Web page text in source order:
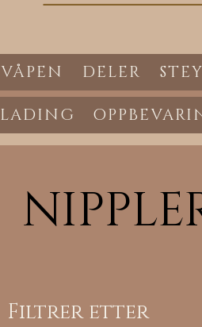
VÅPEN DELER
LADING
Filtrer etter